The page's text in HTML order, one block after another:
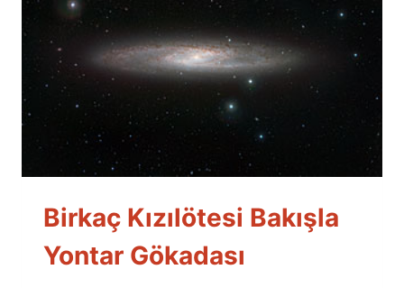
Birkaç Kızılötesi Bakışla
Yontar Gökadası